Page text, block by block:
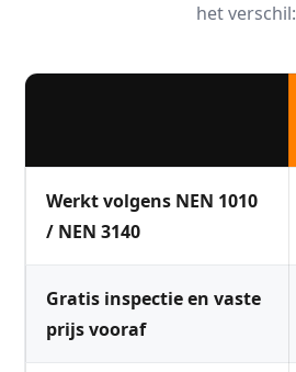
het verschil:
Werkt volgens NEN 1010
/ NEN 3140
Gratis inspectie en vaste
prijs vooraf